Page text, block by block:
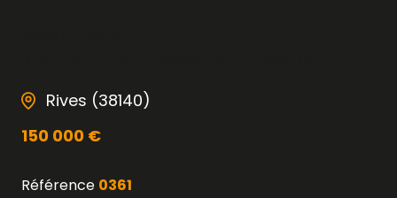
Rives (38140)
150 000 €
Référence 0361